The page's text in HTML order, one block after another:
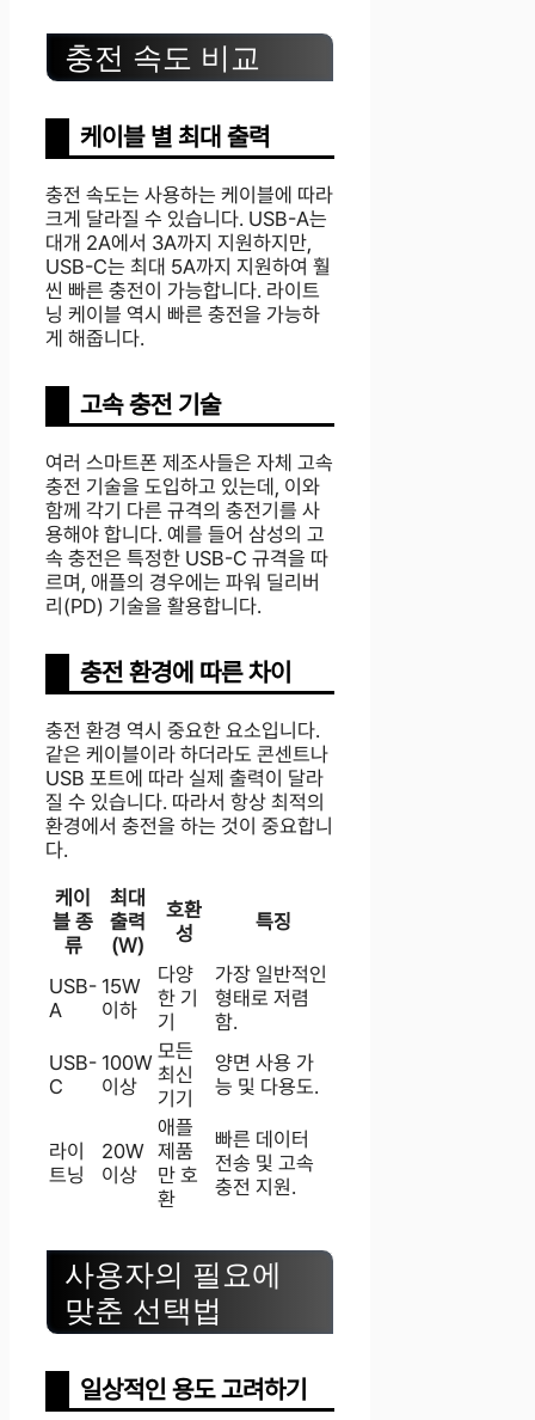
충전 속도 비교
케이블 별 최대 출력
충전 속도는 사용하는 케이블에 따라
크게 달라질 수 있습니다. USB-A는
대개 2A에서 3A까지 지원하지만,
USB-C는 최대 5A까지 지원하여 훨
씬 빠른 충전이 가능합니다. 라이트
닝 케이블 역시 빠른 충전을 가능하
게 해줍니다.
고속 충전 기술
여러 스마트폰 제조사들은 자체 고속
충전 기술을 도입하고 있는데, 이와
함께 각기 다른 규격의 충전기를 사
용해야 합니다. 예를 들어 삼성의 고
속 충전은 특정한 USB-C 규격을 따
르며, 애플의 경우에는 파워 딜리버
리(PD) 기술을 활용합니다.
충전 환경에 따른 차이
충전 환경 역시 중요한 요소입니다.
같은 케이블이라 하더라도 콘센트나
USB 포트에 따라 실제 출력이 달라
질 수 있습니다. 따라서 항상 최적의
환경에서 충전을 하는 것이 중요합니
다.
케이
블 종
류
최대
출력
(W)
호환
성
특징
USB-
A
15W
이하
다양
한 기
기
가장 일반적인
형태로 저렴
함.
USB-
C
100W
이상
모든
최신
기기
양면 사용 가
능 및 다용도.
라이
트닝
20W
이상
애플
제품
만 호
환
빠른 데이터
전송 및 고속
충전 지원.
사용자의 필요에
맞춘 선택법
일상적인 용도 고려하기